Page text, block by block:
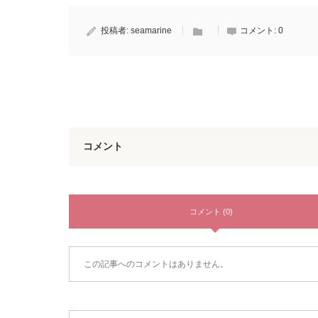
投稿者: seamarine コメント: 0
コメント
コメント (0)
この記事へのコメントはありません。